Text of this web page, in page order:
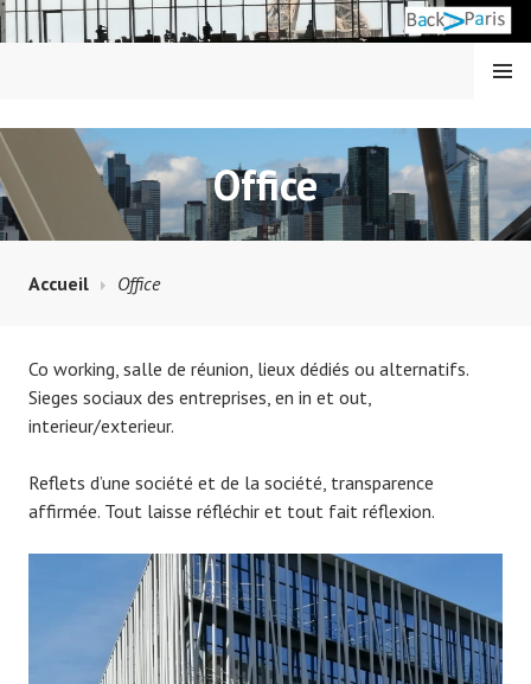
Aller
au
BACK IN PARIS
MENU
Office
Accueil Office
Co working, salle de réunion, lieux dédiés ou alternatifs.
Sieges sociaux des entreprises, en in et out,
interieur/exterieur.
Reflets d’une société et de la société, transparence
affirmée. Tout laisse réfléchir et tout fait réflexion.